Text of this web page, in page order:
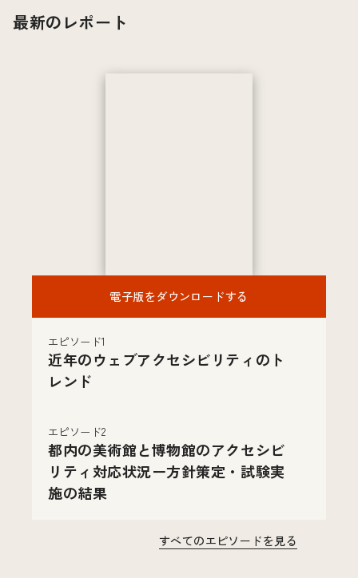
最新のレポート
電子版をダウンロードする
エピソード1
近年のウェブアクセシビリティのト
レンド
エピソード2
都内の美術館と博物館のアクセシビ
リティ対応状況ー方針策定・試験実
施の結果
すべてのエピソードを見る